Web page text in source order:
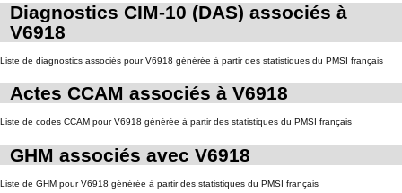
Diagnostics CIM-10 (DAS) associés à
V6918
Liste de diagnostics associés pour V6918 générée à partir des statistiques du PMSI français
Actes CCAM associés à V6918
Liste de codes CCAM pour V6918 générée à partir des statistiques du PMSI français
GHM associés avec V6918
Liste de GHM pour V6918 générée à partir des statistiques du PMSI français